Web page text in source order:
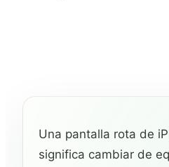
Una pantalla rota de
significa cambiar de